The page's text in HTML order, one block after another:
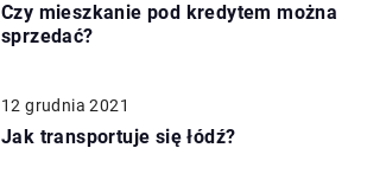
Czy mieszkanie pod kredytem można
sprzedać?
12 grudnia 2021
Jak transportuje się łódź?